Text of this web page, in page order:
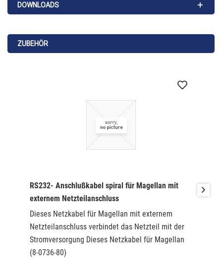
DOWNLOADS
ZUBEHÖR
RS232- Anschlußkabel spiral für Magellan mit
externem Netzteilanschluss
Dieses Netzkabel für Magellan mit externem
Netzteilanschluss verbindet das Netzteil mit der
Stromversorgung Dieses Netzkabel für Magellan
(8-0736-80)